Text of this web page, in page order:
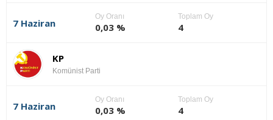
7 Haziran
Oy Oranı
0,03 %
Toplam Oy
4
KP
Komünist Parti
7 Haziran
Oy Oranı
0,03 %
Toplam Oy
4